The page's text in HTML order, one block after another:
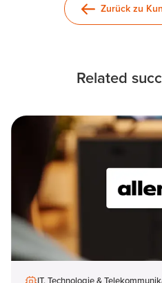
Zurück zu
Related